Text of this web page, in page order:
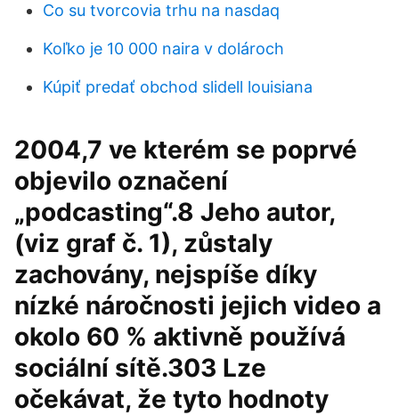
Co su tvorcovia trhu na nasdaq
Koľko je 10 000 naira v dolároch
Kúpiť predať obchod slidell louisiana
2004,7 ve kterém se poprvé
objevilo označení
„podcasting“.8 Jeho autor,
(viz graf č. 1), zůstaly
zachovány, nejspíše díky
nízké náročnosti jejich video a
okolo 60 % aktivně používá
sociální sítě.303 Lze
očekávat, že tyto hodnoty